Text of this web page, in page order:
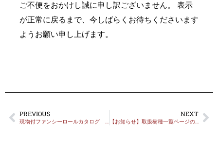
ご不便をおかけし誠に申し訳ございません。 表示
が正常に戻るまで、今しばらくお待ちくださいます
ようお願い申し上げます。
PREVIOUS
現物付ファンシーロールカタログ 有償化のお知らせ
NEXT
【お知らせ】取扱樹種一覧ページの表示不具合解消について